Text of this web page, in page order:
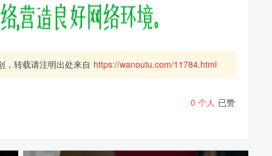
，转载请注明出处来自 https://wanoutu.com/11784.html
0 个人 已赞